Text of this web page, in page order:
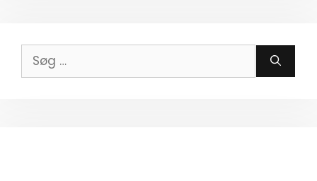
Søg
efter: